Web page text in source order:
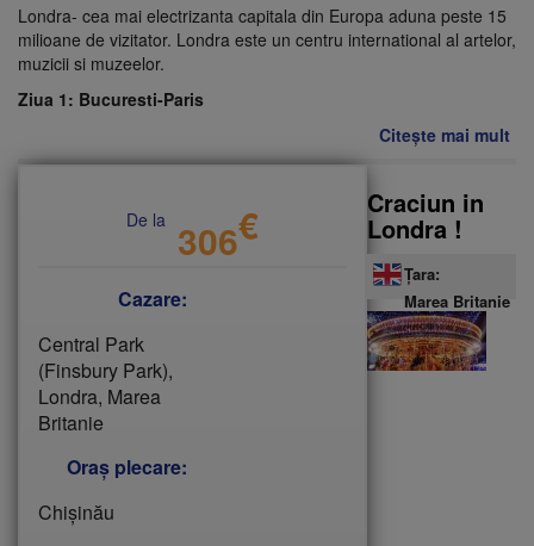
Londra- cea mai electrizanta capitala din Europa aduna peste 15
milioane de vizitator. Londra este un centru international al artelor,
muzicii si muzeelor.
Ziua 1: Bucuresti-Paris
Citește mai mult
De la 306€
Cazare:
Central Park
(Finsbury Park),
Londra, Marea
Britanie
Oraș plecare:
Chişinău
Craciun in
Londra !
Țara:
Marea Britanie